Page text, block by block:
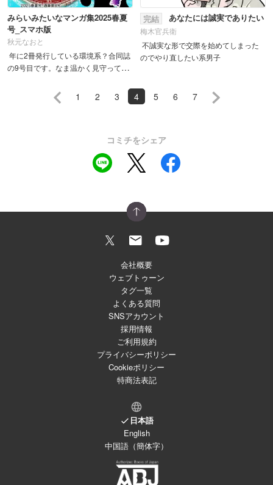
みらいみたいなマンガ集2025春夏
号_スマホ版
秋元なおと
年に2冊発行している環境系？合同誌
の9号目です。なま温かく見守ってく
完結 あなたには誠実でありたい
梅木官兵衛
不誠実な形で交際を始めてしまった
のでやり直したい系男子
1 2 3 4 5 6 7
コミチをシェア
会社概要
ウェブトゥーン
タグ一覧
よくある質問
SNSアカウント
採用情報
ご利用規約
プライバシーポリシー
Cookieポリシー
特商法表記
日本語
English
中国語（簡体字）